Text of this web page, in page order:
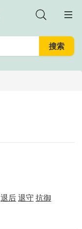
退后退守 抗御